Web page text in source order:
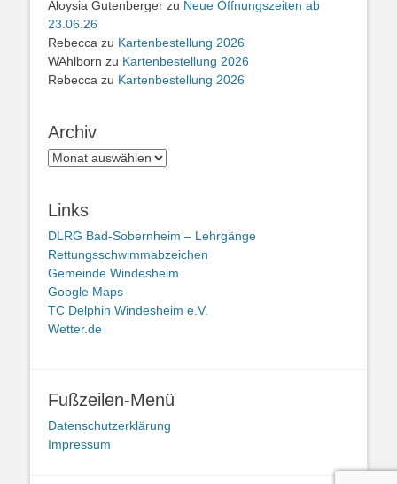
Aloysia Gutenberger zu Neue Öffnungszeiten ab
23.06.26
Rebecca zu Kartenbestellung 2026
WAhlborn zu Kartenbestellung 2026
Rebecca zu Kartenbestellung 2026
Archiv
Archiv
Links
DLRG Bad-Sobernheim – Lehrgänge
Rettungsschwimmabzeichen
Gemeinde Windesheim
Google Maps
TC Delphin Windesheim e.V.
Wetter.de
Fußzeilen-Menü
Datenschutzerklärung
Impressum